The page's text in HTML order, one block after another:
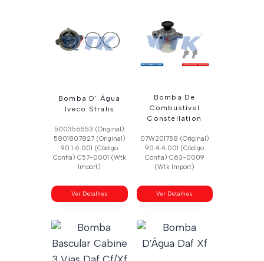
Bomba D’ Água
Iveco Stralis
500356553 (Original)
5801807827 (Original)
90.1.6.001 (Código
Confia) C57-0001 (Wtk
Import)
Ver Detalhes
Bomba De
Combustível
Constellation
07W201758 (Original)
90.4.4.001 (Código
Confia) C63-0009
(Wtk Import)
Ver Detalhes